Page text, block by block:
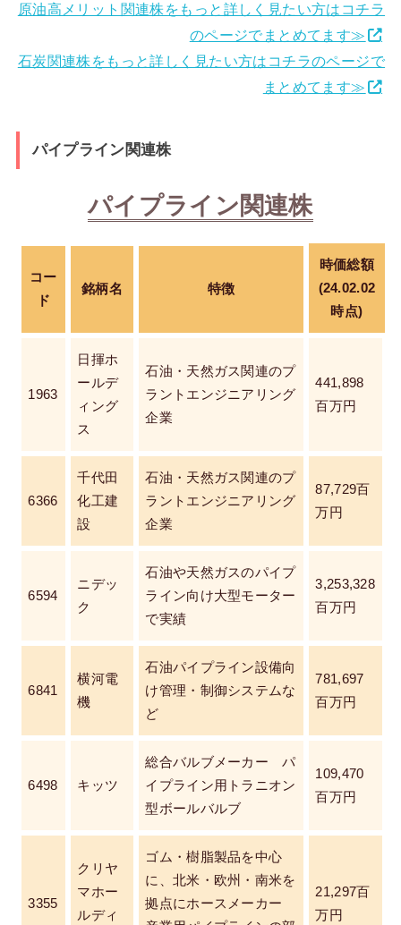
原油高メリット関連株をもっと詳しく見たい方はコチラ
のページでまとめてます≫
石炭関連株をもっと詳しく見たい方はコチラのページで
まとめてます≫
パイプライン関連株
パイプライン関連株
コー
ド
銘柄名 特徴
時価総額
(24.02.02
時点)
1963
日揮ホ
ールデ
ィング
ス
石油・天然ガス関連のプ
ラントエンジニアリング
企業
441,898
百万円
6366
千代田
化工建
設
石油・天然ガス関連のプ
ラントエンジニアリング
企業
87,729百
万円
6594
ニデッ
ク
石油や天然ガスのパイプ
ライン向け大型モーター
で実績
3,253,328
百万円
6841
横河電
機
石油パイプライン設備向
け管理・制御システムな
ど
781,697
百万円
6498 キッツ
総合バルブメーカー パ
イプライン用トラニオン
型ボールバルブ
109,470
百万円
3355
クリヤ
マホー
ルディ
ゴム・樹脂製品を中心
に、北米・欧州・南米を
拠点にホースメーカー
21,297百
万円